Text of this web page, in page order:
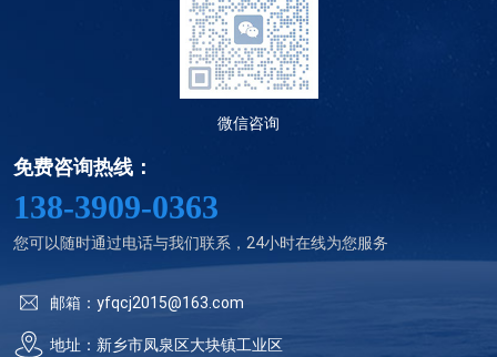
微信咨询
免费咨询热线：
138-3909-0363
您可以随时通过电话与我们联系，24小时在线为您服务
邮箱：yfqcj2015@163.com
地址：新乡市凤泉区大块镇工业区